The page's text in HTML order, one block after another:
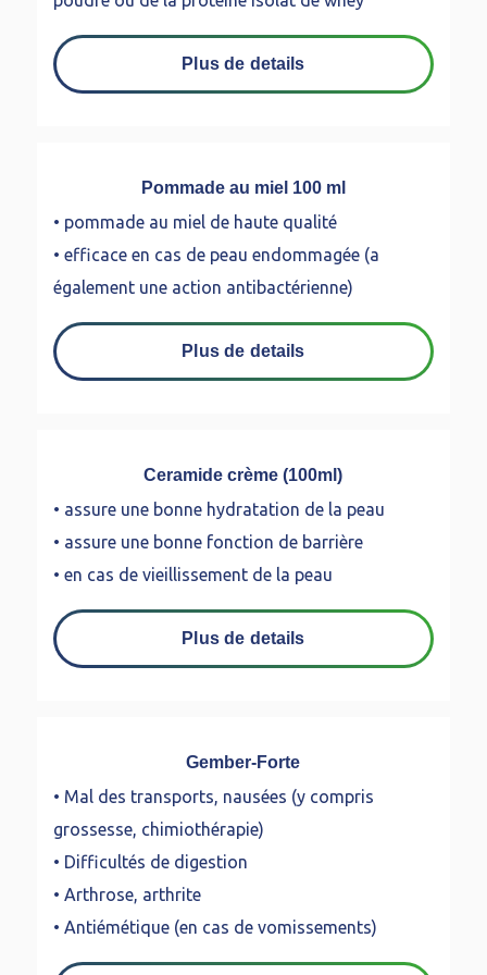
Plus de details
Pommade au miel 100 ml
• pommade au miel de haute qualité
• efficace en cas de peau endommagée (a
également une action antibactérienne)
Plus de details
Ceramide crème (100ml)
• assure une bonne hydratation de la peau
• assure une bonne fonction de barrière
• en cas de vieillissement de la peau
Plus de details
Gember-Forte
• Mal des transports, nausées (y compris
grossesse, chimiothérapie)
• Difficultés de digestion
• Arthrose, arthrite
• Antiémétique (en cas de vomissements)